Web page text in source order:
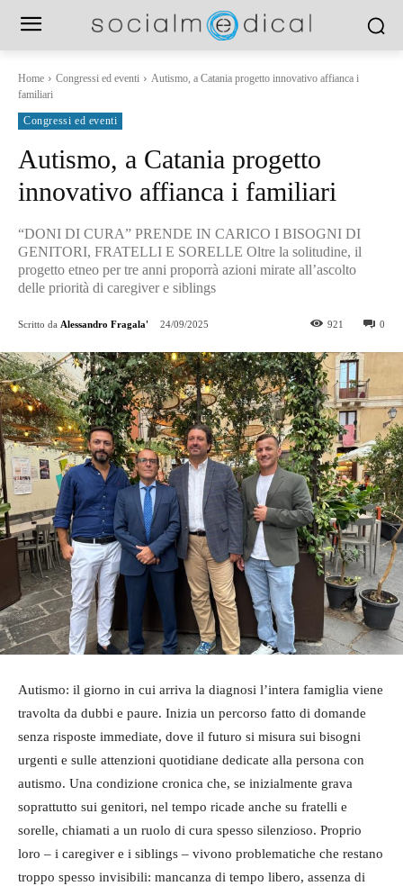
Home Congressi ed eventi
Autismo, a Catania progetto innovativo affianca i
familiari
Congressi ed eventi
Autismo, a Catania progetto
innovativo affianca i familiari
“DONI DI CURA” PRENDE IN CARICO I BISOGNI DI
GENITORI, FRATELLI E SORELLE Oltre la solitudine, il
progetto etneo per tre anni proporrà azioni mirate all’ascolto
delle priorità di caregiver e siblings
Scritto da Alessandro Fragala' 24/09/2025 0
921
Autismo: il giorno in cui arriva la diagnosi l’intera famiglia viene
travolta da dubbi e paure. Inizia un percorso fatto di domande
senza risposte immediate, dove il futuro si misura sui bisogni
urgenti e sulle attenzioni quotidiane dedicate alla persona con
autismo. Una condizione cronica che, se inizialmente grava
soprattutto sui genitori, nel tempo ricade anche su fratelli e
sorelle, chiamati a un ruolo di cura spesso silenzioso. Proprio
loro – i caregiver e i siblings – vivono problematiche che restano
troppo spesso invisibili: mancanza di tempo libero, assenza di